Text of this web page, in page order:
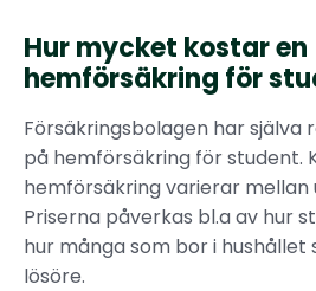
Hur mycket kostar en
hemförsäkring för
Försäkringsbolagen har
på hemförsäkring för student.
hemförsäkring varierar mellan
Priserna påverkas bl.a av hur
hur många som bor i
lösöre.